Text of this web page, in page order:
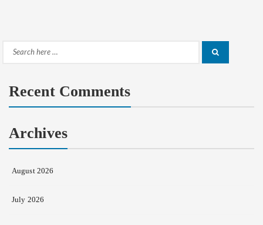
Search
Recent Comments
Archives
August 2026
July 2026